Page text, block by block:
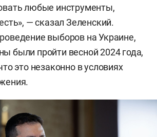
любые инструменты,
— сказал Зеленский.
выборов на Украине,
были пройти весной 2024 года,
это незаконно в условиях